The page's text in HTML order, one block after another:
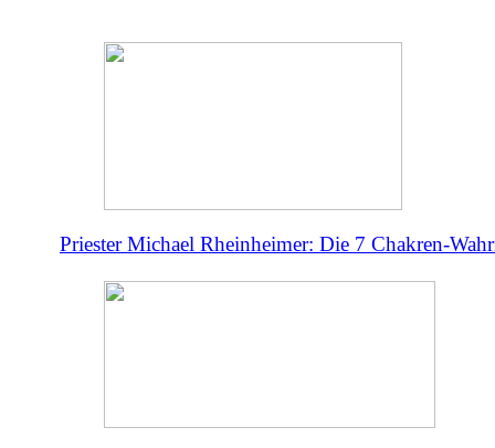
Priester Michael Rheinheimer: Die 7 Chakren-